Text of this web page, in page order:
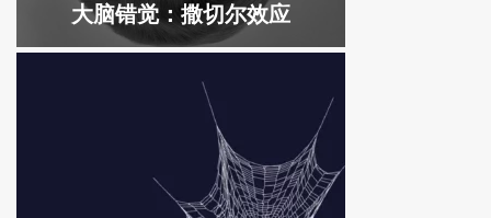
大脑错觉：撒切尔效应